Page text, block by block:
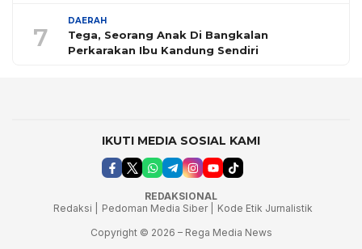
7
DAERAH
Tega, Seorang Anak Di Bangkalan
Perkarakan Ibu Kandung Sendiri
IKUTI MEDIA SOSIAL KAMI
REDAKSIONAL
Redaksi |
Pedoman Media Siber |
Kode Etik Jurnalistik
Copyright © 2026 – Rega Media News